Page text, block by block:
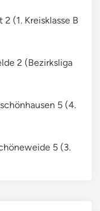
(1. Kreisklasse B
2 (Bezirksliga
5 (4.
5 (3.